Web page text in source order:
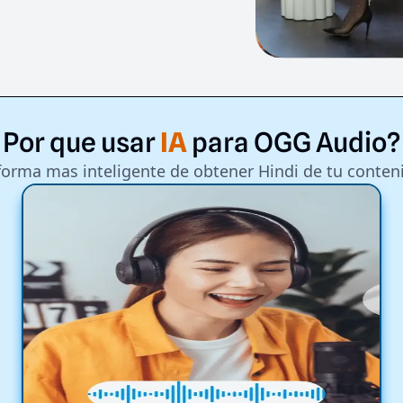
Porque usarIApara OGGAudio?
mas inteligente de obtener Hindi de tu